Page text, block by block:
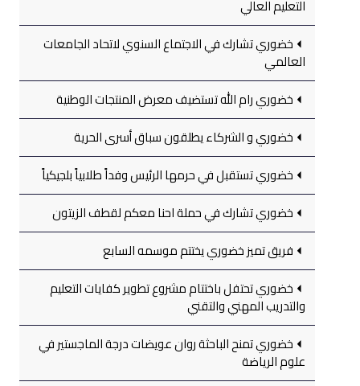
التعليم العالي
خضوري تشارك في الاجتماع السنوي لاتحاد الجامعات
العالمي
خضوري رام الله تستضيف معرض المنتجات الوطنية
خضوري و الشركاء يطلقون سباق أسرى الحرية
خضوري تستقبل في حرمها الرئيس وفداً طلابياً بلجيكياً
خضوري تشارك في حملة احنا معكم لقطف الزيتون
فريق تميز خضوري يختتم موسمه السابع
خضوري تحتفل باختتام مشروع تطوير كفايات التعليم
والتدريب المهني والتقني
خضوري تمنح الباحثة روان عويضات درجة الماجستير في
علوم الرياضة